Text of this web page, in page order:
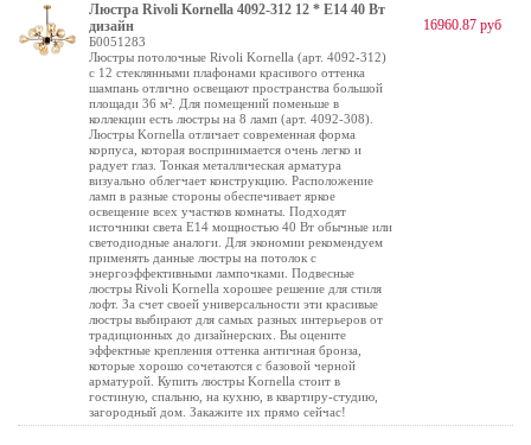
Люстра Rivoli Kornella 4092-312 12 * Е14 40 Вт
дизайн
Б0051283
Люстры потолочные Rivoli Kornella (арт. 4092-312)
с 12 стеклянными плафонами красивого оттенка
шампань отлично освещают пространства большой
площади 36 м². Для помещений поменьше в
коллекции есть люстры на 8 ламп (арт. 4092-308).
Люстры Kornella отличает современная форма
корпуса, которая воспринимается очень легко и
радует глаз. Тонкая металлическая арматура
визуально облегчает конструкцию. Расположение
ламп в разные стороны обеспечивает яркое
освещение всех участков комнаты. Подходят
источники света Е14 мощностью 40 Вт обычные или
светодиодные аналоги. Для экономии рекомендуем
применять данные люстры на потолок с
энергоэффективными лампочками. Подвесные
люстры Rivoli Kornella хорошее решение для стиля
лофт. За счет своей универсальности эти красивые
люстры выбирают для самых разных интерьеров от
традиционных до дизайнерских. Вы оцените
эффектные крепления оттенка античная бронза,
которые хорошо сочетаются с базовой черной
арматурой. Купить люстры Kornella стоит в
гостиную, спальню, на кухню, в квартиру-студию,
загородный дом. Закажите их прямо сейчас!
16960.87 руб